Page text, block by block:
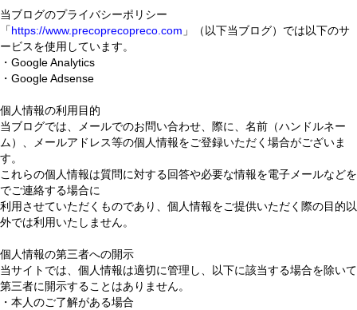
当ブログのプライバシーポリシー
「https://www.precoprecopreco.com 」（以下当ブログ）では以下のサ
ービスを使用しています。
・Google Analytics
・Google Adsense
個人情報の利用目的
当ブログでは、メールでのお問い合わせ、際に、名前（ハンドルネー
ム）、メールアドレス等の個人情報をご登録いただく場合がございま
す。
これらの個人情報は質問に対する回答や必要な情報を電子メールなどを
でご連絡する場合に
利用させていただくものであり、個人情報をご提供いただく際の目的以
外では利用いたしません。
個人情報の第三者への開示
当サイトでは、個人情報は適切に管理し、以下に該当する場合を除いて
第三者に開示することはありません。
・本人のご了解がある場合